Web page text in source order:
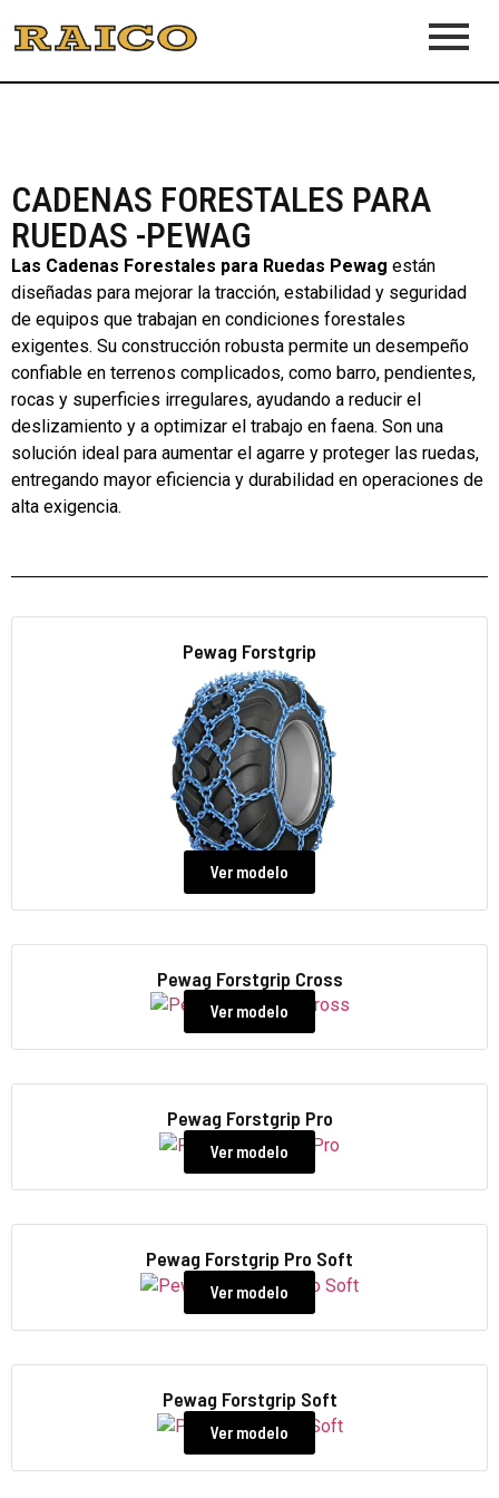
CADENAS FORESTALES PARA
RUEDAS -PEWAG
Las Cadenas Forestales para Ruedas Pewag están
diseñadas para mejorar la tracción, estabilidad y seguridad
de equipos que trabajan en condiciones forestales
exigentes. Su construcción robusta permite un desempeño
confiable en terrenos complicados, como barro, pendientes,
rocas y superficies irregulares, ayudando a reducir el
deslizamiento y a optimizar el trabajo en faena. Son una
solución ideal para aumentar el agarre y proteger las ruedas,
entregando mayor eficiencia y durabilidad en operaciones de
alta exigencia.
Pewag Forstgrip
Ver modelo
Pewag Forstgrip Cross
Ver modelo
Pewag Forstgrip Pro
Ver modelo
Pewag Forstgrip Pro Soft
Ver modelo
Pewag Forstgrip Soft
Ver modelo